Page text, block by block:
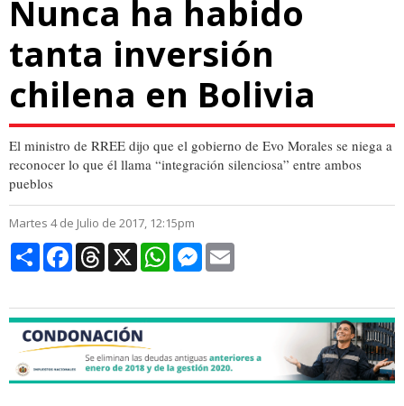
Nunca ha habido
tanta inversión
chilena en Bolivia
El ministro de RREE dijo que el gobierno de Evo Morales se niega a
reconocer lo que él llama “integración silenciosa” entre ambos
pueblos
Martes 4 de Julio de 2017, 12:15pm
CompartirFacebookThreads
X WhatsAppMessenger